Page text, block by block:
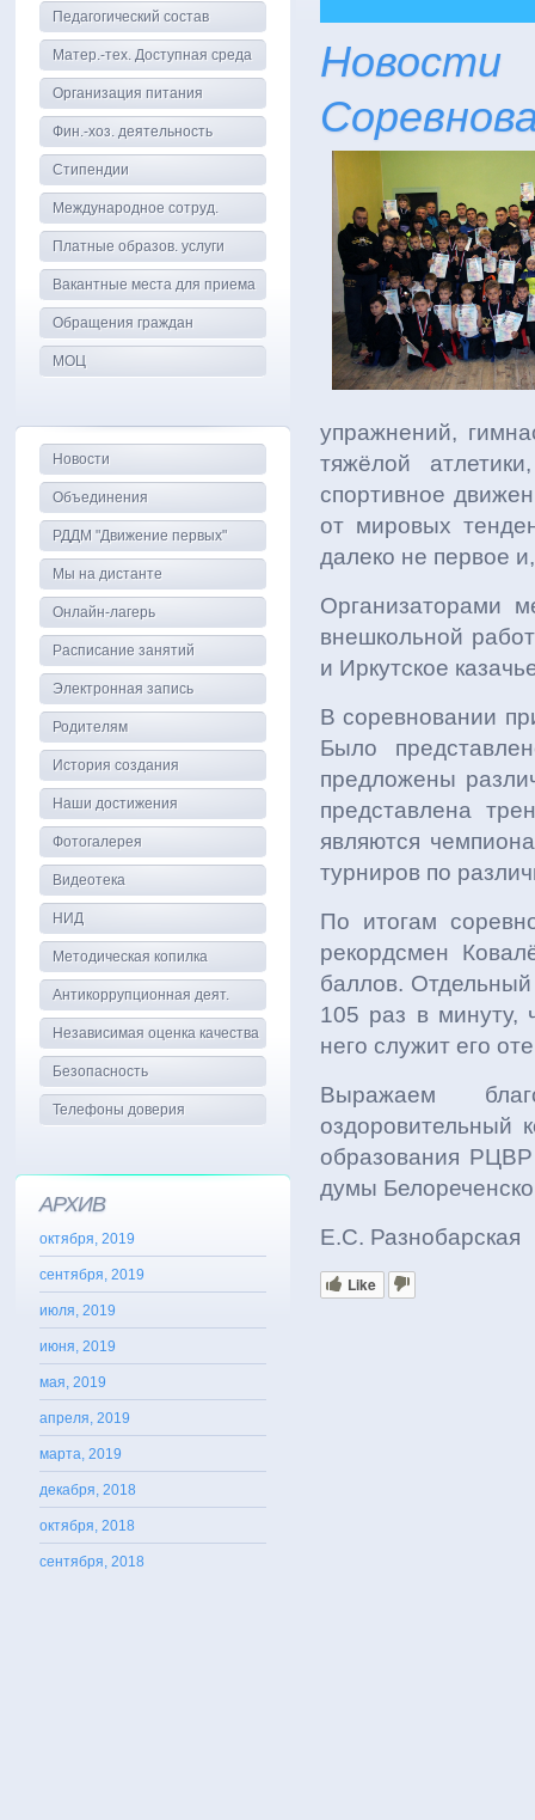
Новости
упражнений,
тяжёлой
спортивное
от мировых
далеко не первое
Организаторами
внешкольной
и Иркутское
В соревновании
Было
предложены
представлена
являются
турниров по
По итогам
рекордсмен
баллов.
105 раз в минуту,
него служит его
Выражаем
оздоровительный
образования
думы
Е.С. Разнобарская
Like
Педагогический состав
Матер.-тех. Доступная среда
Организация питания
Фин.-хоз. деятельность
Стипендии
Международное сотруд.
Платные образов. услуги
Вакантные места для приема
Обращения граждан
МОЦ
Новости
Объединения
РДДМ "Движение первых"
Мы на дистанте
Онлайн-лагерь
Расписание занятий
Электронная запись
Родителям
История создания
Наши достижения
Фотогалерея
Видеотека
НИД
Методическая копилка
Антикоррупционная деят.
Независимая оценка качества
Безопасность
Телефоны доверия
АРХИВ
октября, 2019
сентября, 2019
июля, 2019
июня, 2019
мая, 2019
апреля, 2019
марта, 2019
декабря, 2018
октября, 2018
сентября, 2018